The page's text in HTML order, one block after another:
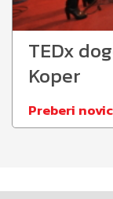
TEDx
Koper
Preberi